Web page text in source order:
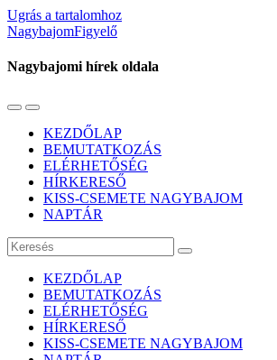
Ugrás a tartalomhoz
NagybajomFigyelő
Nagybajomi hírek oldala
Váltás
mobil
menüre
Használja
keresés
mezőt
KEZDŐLAP
BEMUTATKOZÁS
ELÉRHETŐSÉG
HÍRKERESŐ
KISS-CSEMETE NAGYBAJOM
NAPTÁR
Keresés
KEZDŐLAP
BEMUTATKOZÁS
ELÉRHETŐSÉG
HÍRKERESŐ
KISS-CSEMETE NAGYBAJOM